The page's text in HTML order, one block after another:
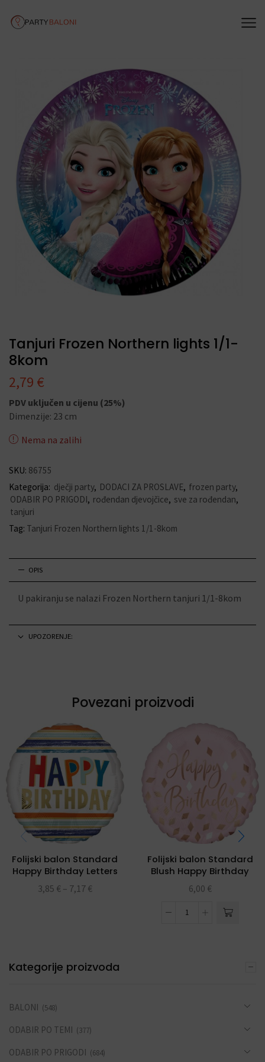
Tanjuri Frozen Northern lights 1/1-
8kom
2,79 €
PDV uključen u cijenu (25%)
Dimenzije: 23 cm
Nema na zalihi
SKU: 86755
Kategorija: dječji party, DODACI ZA PROSLAVE, frozen party,
ODABIR PO PRIGODI, rođendan djevojčice, sve za rođendan,
tanjuri
Tag: Tanjuri Frozen Northern lights 1/1-8kom
OPIS
U pakiranju se nalazi Frozen Northern tanjuri 1/1-8kom
UPOZORENJE:
Povezani proizvodi
Folijski balon Standard
Happy Birthday Letters
and Stripes
3,85 € – 7,17 €
Folijski balon Standard
Blush Happy Birthday
6,00 €
Kategorije proizvoda
BALONI (548)
ODABIR PO TEMI (377)
ODABIR PO PRIGODI (684)